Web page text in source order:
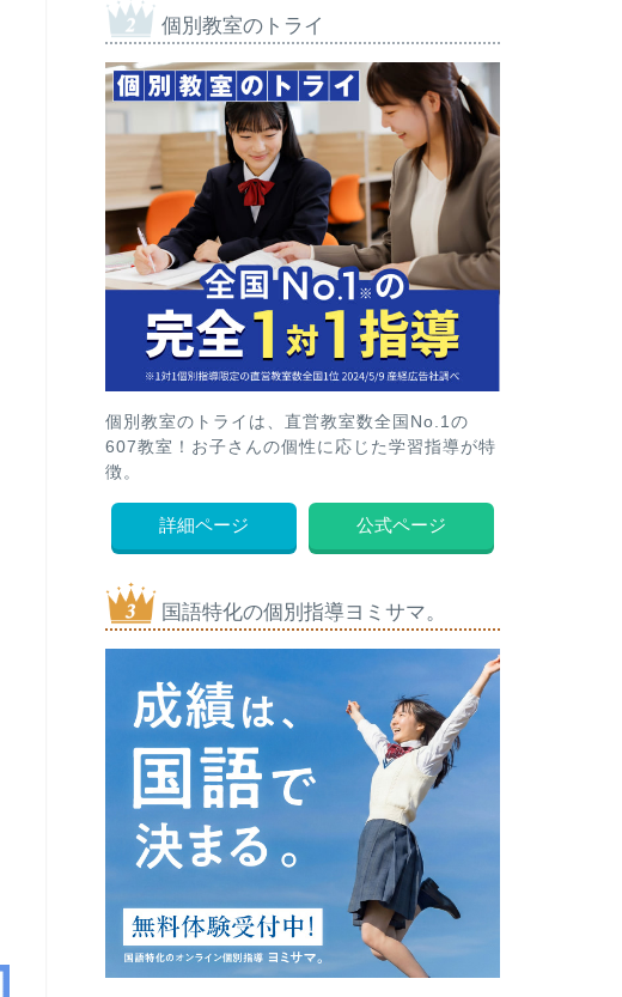
個別教室のトライ
個別教室のトライは、直営教室数全国No.1の
607教室！お子さんの個性に応じた学習指導が特
徴。
詳細ページ 公式ページ
国語特化の個別指導ヨミサマ。